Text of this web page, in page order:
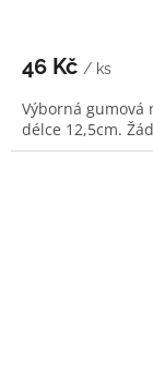
46 Kč / ks
Výborná gumová
délce 12,5cm.